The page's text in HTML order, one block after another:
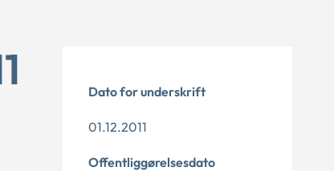
Dato for underskrift
01.12.2011
Offentliggørelsesdato